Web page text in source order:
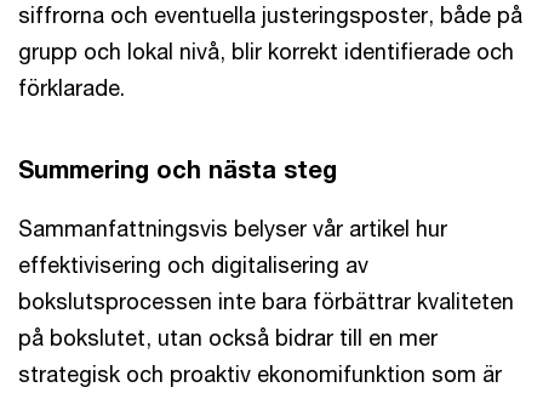
siffrorna och eventuella justeringsposter, både på
grupp och lokal nivå, blir korrekt identifierade och
förklarade.
Summering och nästa steg
Sammanfattningsvis belyser vår artikel hur
effektivisering och digitalisering av
bokslutsprocessen inte bara förbättrar kvaliteten
på bokslutet, utan också bidrar till en mer
strategisk och proaktiv ekonomifunktion som är